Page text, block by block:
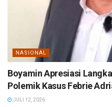
NASIONAL
Boyamin Apresiasi
Polemik Kasus Febrie
JULI 12, 2026